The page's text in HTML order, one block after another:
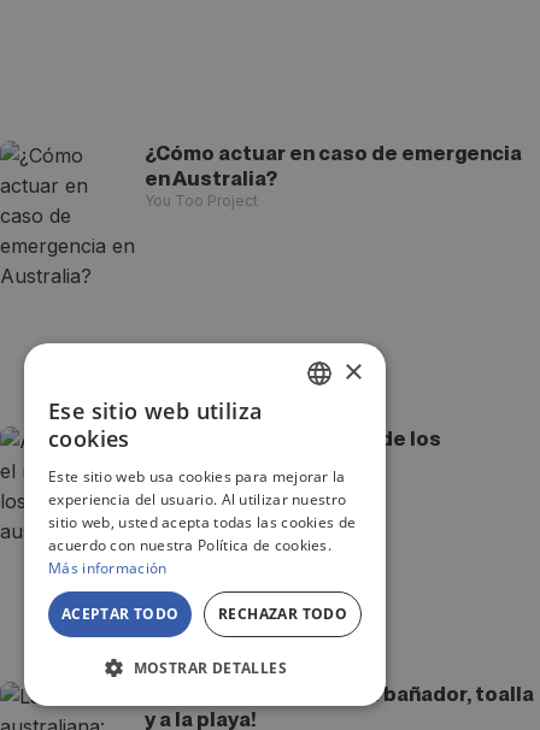
¿Cómo actuar en caso de emergencia
en Australia?
You Too Project
Anzac Day: el mateship de los
You Too Project
La Navidad australiana: bañador, toalla
y a la playa!
JA
×
Ese sitio web utiliza
cookies
Este sitio web usa cookies para mejorar la
experiencia del usuario. Al utilizar nuestro
sitio web, usted acepta todas las cookies de
acuerdo con nuestra Política de cookies.
Más información
ACEPTAR TODO RECHAZAR TODO
MOSTRAR DETALLES